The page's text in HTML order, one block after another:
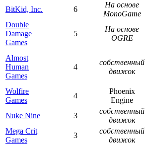
BitKid, Inc. 6
На основе
MonoGame
Double
Damage
Games
5
На основе
OGRE
Almost
Human
Games
4
собственный
движок
Wolfire
Games
4
Phoenix
Engine
Nuke Nine
3
собственный
движок
Mega Crit
Games
3
собственный
движок